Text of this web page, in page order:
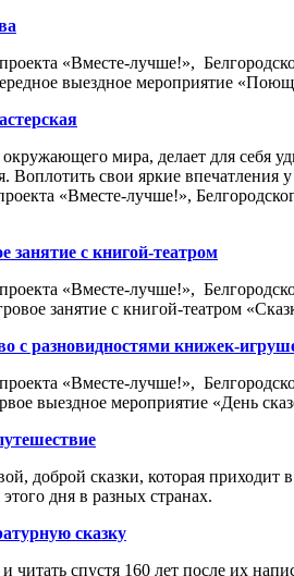
«Вместе-лучше!»,
выездное мероприятие
окружающего мира, делает для себя
Воплотить свои яркие
«Вместе-лучше!»,
занятие с книгой-театром
«Вместе-лучше!»,
занятие с книгой-театром
с разновидностями книжек-
«Вместе-лучше!»,
выездное мероприятие «День
доброй сказки, которая
дня в разных странах.
сказку
читать спустя 160 лет после их